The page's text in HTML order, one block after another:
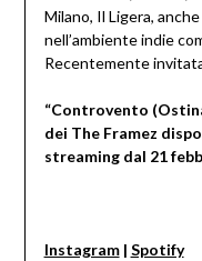
Milano, Il Ligera,
nell’ambiente indie
Recentemente
“Controvento
dei The Framez
streaming dal 21
Instagram| Spotify